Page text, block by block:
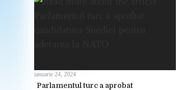
Parlamentul turc a aprobat
ianuarie 24, 2024